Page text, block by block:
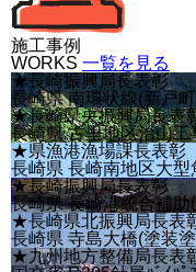
施工事例
WORKS 一覧を見る
★長崎振興局長表彰
長崎県 南環状線(新戸
★長崎県央振興局長表
長崎県 古里地区治山工
★県漁港漁場課長表彰
長崎県 長崎南地区大型
★長崎振興局長表彰
長崎県 長崎港統合補助
★長崎県北振興局長表
長崎県 寺島大橋(塗装
★九州地方整備局長表